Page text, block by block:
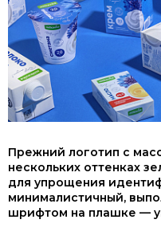
Прежний логотип с
нескольких оттенках
для упрощения
минималистичный,
шрифтом на плашке —